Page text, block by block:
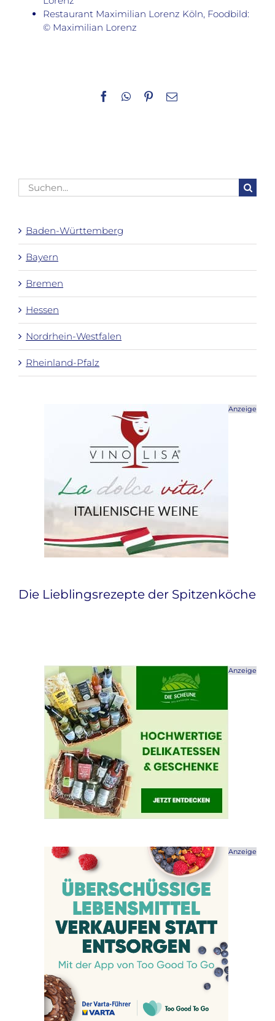
Restaurant Maximilian Lorenz Köln, Foodbild:
© Maximilian Lorenz
Facebook
WhatsApp
Pinterest
E-
Suche
nach:
Baden-Württemberg
Bayern
Bremen
Hessen
Nordrhein-Westfalen
Rheinland-Pfalz
Anzeige
Die Lieblingsrezepte der Spitzenköche
Anzeige
Anzeige